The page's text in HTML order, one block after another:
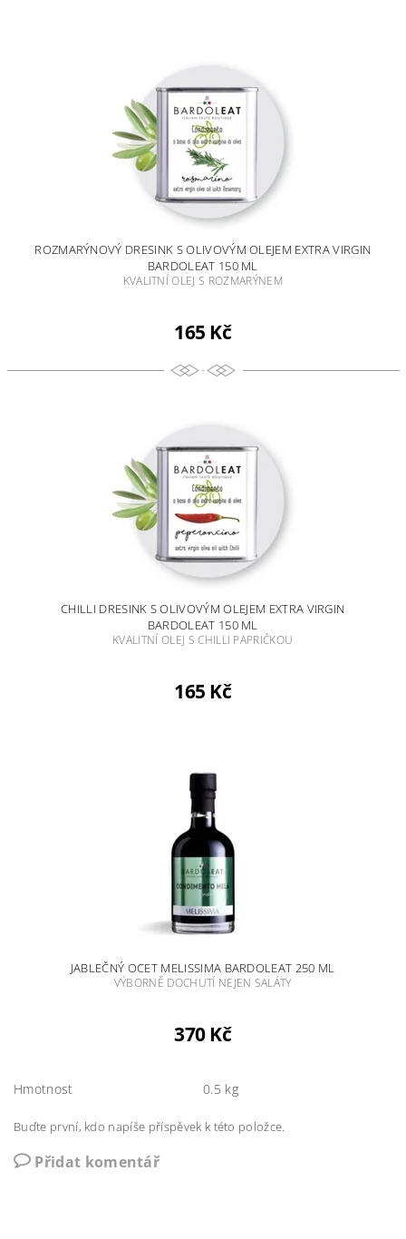
ROZMARÝNOVÝ DRESINK S OLIVOVÝM OLEJEM EXTRA VIRGIN
BARDOLEAT 150 ML
KVALITNÍ OLEJ S ROZMARÝNEM
165 Kč
CHILLI DRESINK S OLIVOVÝM OLEJEM EXTRA VIRGIN
BARDOLEAT 150 ML
KVALITNÍ OLEJ S CHILLI PAPRIČKOU
165 Kč
JABLEČNÝ OCET MELISSIMA BARDOLEAT 250 ML
VÝBORNĚ DOCHUTÍ NEJEN SALÁTY
370 Kč
Hmotnost 0.5 kg
Buďte první, kdo napíše příspěvek k této položce.
Přidat komentář